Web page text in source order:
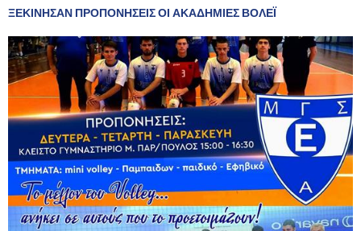
ΞΕΚΙΝΗΣΑΝ ΠΡΟΠΟΝΗΣΕΙΣ ΟΙ ΑΚΑΔΗΜΙΕΣ ΒΟΛΕΪ